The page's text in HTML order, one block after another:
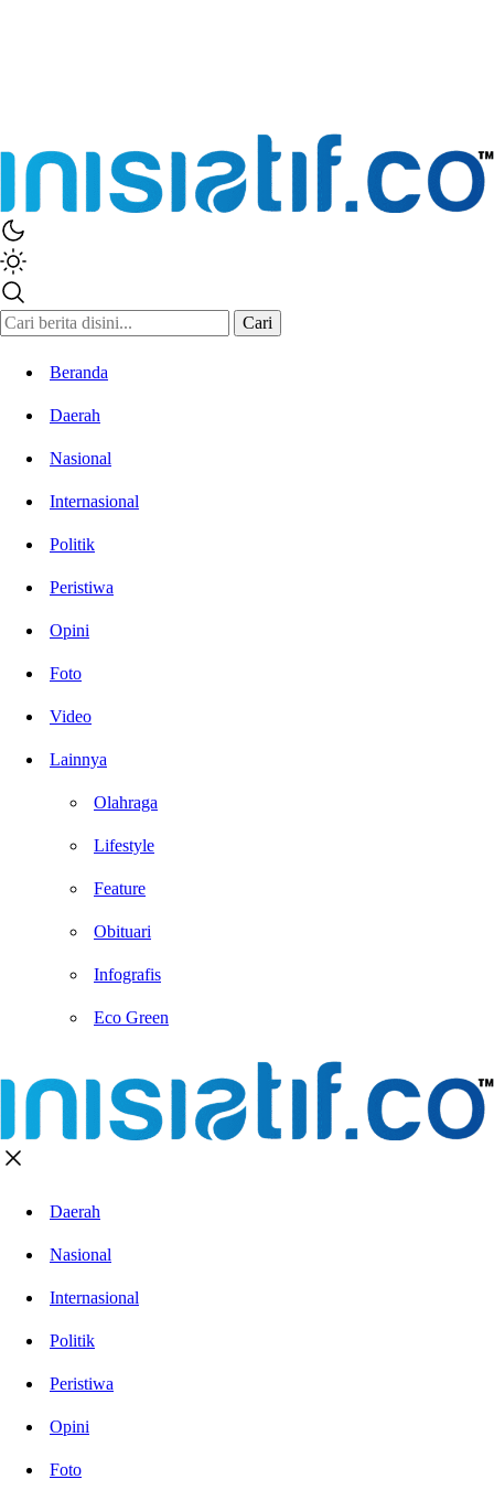
Inisiatif.co
Stay Connected Stay Informed
Cari
Beranda
Daerah
Nasional
Internasional
Politik
Peristiwa
Opini
Foto
Video
Lainnya
Olahraga
Lifestyle
Feature
Obituari
Infografis
Eco Green
Daerah
Nasional
Internasional
Politik
Peristiwa
Opini
Foto